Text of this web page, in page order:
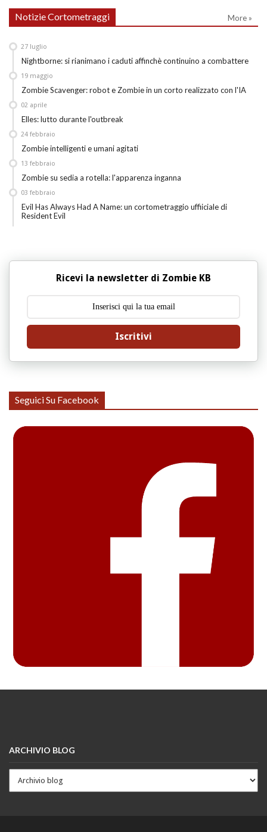
Notizie Cortometraggi More »
Nightborne: si rianimano i caduti affinchè continuino a combattere
27 luglio
Zombie Scavenger: robot e Zombie in un corto realizzato con l'IA
19 maggio
Elles: lutto durante l'outbreak
02 aprile
Zombie intelligenti e umani agitati
24 febbraio
Zombie su sedia a rotella: l'apparenza inganna
13 febbraio
Evil Has Always Had A Name: un cortometraggio uffiiciale di
Resident Evil
03 febbraio
Ricevi la newsletter di Zombie KB
Iscritivi
Seguici Su Facebook
ARCHIVIO BLOG